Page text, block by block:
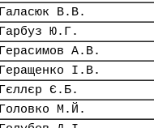
Галасюк В.В.
Гарбуз Ю.Г.
Герасимов А.В.
Геращенко І.В.
Гєллєр Є.Б.
Головко М.Й.